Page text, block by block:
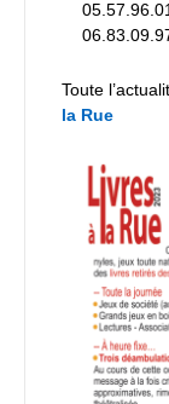
Toute
la Rue